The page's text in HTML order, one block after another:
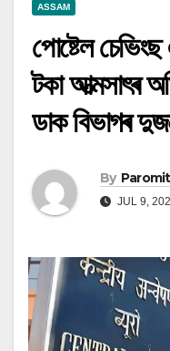
ASSAM
পোষ্টেল
টকা আত্মসাৎৰ
ডাক বিভাগৰ
By
JUL 9,